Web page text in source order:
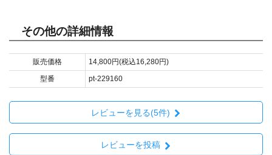
その他の詳細情報
販売価格
14,800円(税込16,280円)
型番
pt-229160
レビューを見る(5件)
レビューを投稿